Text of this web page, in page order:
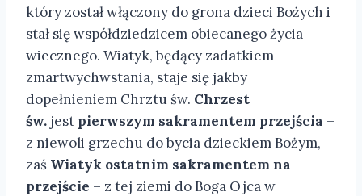
który został włączony do grona dzieci Bożych i
stał się współdziedzicem obiecanego życia
wiecznego. Wiatyk, będący zadatkiem
zmartwychwstania, staje się jakby
dopełnieniem Chrztu św. Chrzest
św. jest pierwszym sakramentem przejścia –
z niewoli grzechu do bycia dzieckiem Bożym,
zaś Wiatyk ostatnim sakramentem na
przejście – z tej ziemi do Boga Ojca w